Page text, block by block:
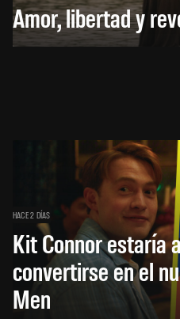
Amor, libertad y
HACE 2 DÍAS
Kit Connor estaría
convertirse en el
Men